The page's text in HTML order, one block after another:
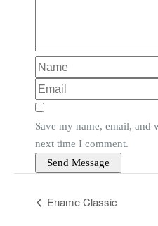
Save my name, email, and
next time I comment.
Ename Classic